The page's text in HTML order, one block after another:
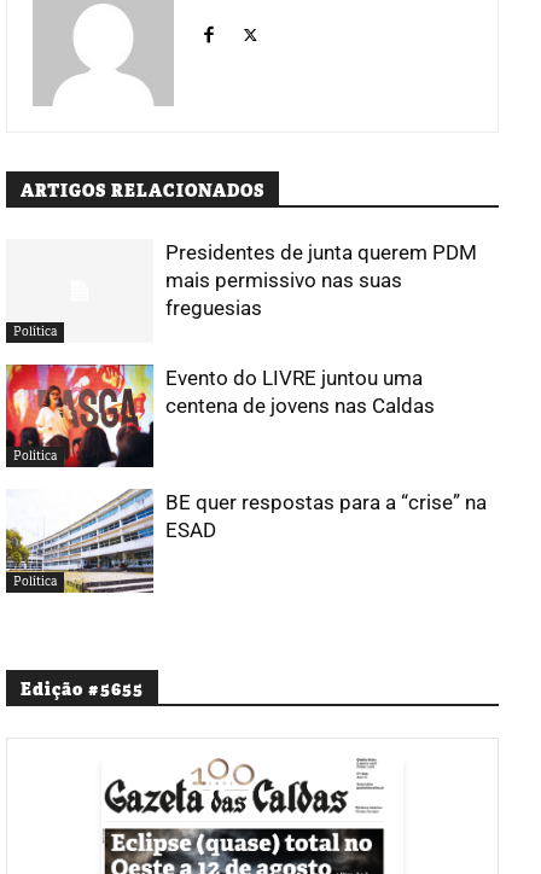
ARTIGOS RELACIONADOS
Política
Presidentes de junta querem PDM
mais permissivo nas suas
freguesias
Política
Evento do LIVRE juntou uma
centena de jovens nas Caldas
Política
BE quer respostas para a “crise” na
ESAD
Edição #5655